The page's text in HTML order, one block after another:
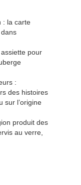
: la carte
pour
:
des histoires
sur l’origine
produit des
au verre,